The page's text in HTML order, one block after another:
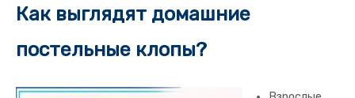
Как выглядят домашние
постельные клопы?